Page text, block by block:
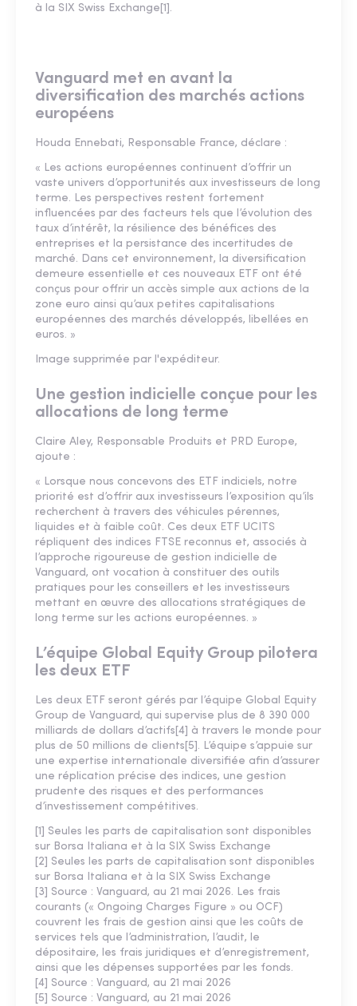
à la SIX Swiss Exchange[1].
Vanguard met en avant la
diversification des marchés actions
européens
Houda Ennebati, Responsable France, déclare :
« Les actions européennes continuent d’offrir un
vaste univers d’opportunités aux investisseurs de long
terme. Les perspectives restent fortement
influencées par des facteurs tels que l’évolution des
taux d’intérêt, la résilience des bénéfices des
entreprises et la persistance des incertitudes de
marché. Dans cet environnement, la diversification
demeure essentielle et ces nouveaux ETF ont été
conçus pour offrir un accès simple aux actions de la
zone euro ainsi qu’aux petites capitalisations
européennes des marchés développés, libellées en
euros. »
Image supprimée par l'expéditeur.
Une gestion indicielle conçue pour les
allocations de long terme
Claire Aley, Responsable Produits et PRD Europe,
ajoute :
« Lorsque nous concevons des ETF indiciels, notre
priorité est d’offrir aux investisseurs l’exposition qu’ils
recherchent à travers des véhicules pérennes,
liquides et à faible coût. Ces deux ETF UCITS
répliquent des indices FTSE reconnus et, associés à
l’approche rigoureuse de gestion indicielle de
Vanguard, ont vocation à constituer des outils
pratiques pour les conseillers et les investisseurs
mettant en œuvre des allocations stratégiques de
long terme sur les actions européennes. »
L’équipe Global Equity Group pilotera
les deux ETF
Les deux ETF seront gérés par l’équipe Global Equity
Group de Vanguard, qui supervise plus de 8 390 000
milliards de dollars d’actifs[4] à travers le monde pour
plus de 50 millions de clients[5]. L’équipe s’appuie sur
une expertise internationale diversifiée afin d’assurer
une réplication précise des indices, une gestion
prudente des risques et des performances
d’investissement compétitives.
[1] Seules les parts de capitalisation sont disponibles
sur Borsa Italiana et à la SIX Swiss Exchange
[2] Seules les parts de capitalisation sont disponibles
sur Borsa Italiana et à la SIX Swiss Exchange
[3] Source : Vanguard, au 21 mai 2026. Les frais
courants (« Ongoing Charges Figure » ou OCF)
couvrent les frais de gestion ainsi que les coûts de
services tels que l’administration, l’audit, le
dépositaire, les frais juridiques et d’enregistrement,
ainsi que les dépenses supportées par les fonds.
[4] Source : Vanguard, au 21 mai 2026
[5] Source : Vanguard, au 21 mai 2026